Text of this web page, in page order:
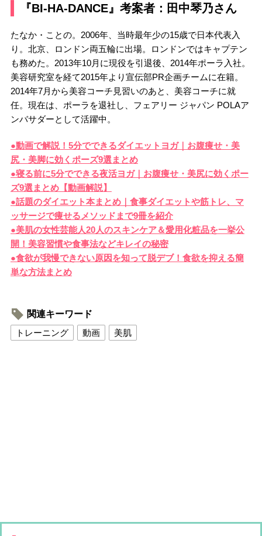
『BI-HA-DANCE』考案者：田中琴乃さん
たなか・ことの。2006年、当時最年少の15歳で日本代表入
り。北京、ロンドン両五輪に出場。ロンドンではキャプテン
も務めた。2013年10月に現役を引退後、2014年ポーラ入社。
美容研究室を経て2015年より宣伝部PR企画チームに在籍。
2014年7月から美容コーチ見習いのあと、美容コーチに就
任。現在は、ポーラを退社し、フェアリー ジャパン POLAア
ンバサダーとして活躍中。
●動画で解説！5分でできるダイエットヨガ｜お腹痩せ・美
尻・美脚に効くポーズ9選まとめ
●寝る前に5分でできる夜活ヨガ｜お腹痩せ・美尻に効くポー
ズ9選まとめ【動画解説】
●話題のダイエット本まとめ｜食事ダイエットや筋トレ、マ
ッサージで痩せるメソッドまで9冊を紹介
●美肌の女性芸能人20人のスキンケア＆愛用化粧品を一挙公
開！美容習慣や食事法などキレイの秘密
●食欲が我慢できない原因を知って脱デブ！食欲を抑える簡
単な方法まとめ
関連キーワード
トレーニング
動画 美肌